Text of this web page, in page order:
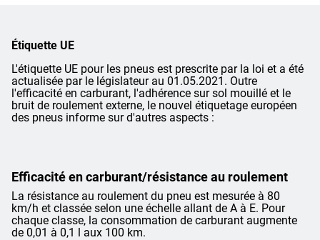
Étiquette UE
L'étiquette UE pour les pneus est prescrite par la loi et a été
actualisée par le législateur au 01.05.2021. Outre
l'efficacité en carburant, l'adhérence sur sol mouillé et le
bruit de roulement externe, le nouvel étiquetage européen
des pneus informe sur d'autres aspects :
Efficacité en carburant/résistance au roulement
La résistance au roulement du pneu est mesurée à 80
km/h et classée selon une échelle allant de A à E. Pour
chaque classe, la consommation de carburant augmente
de 0,01 à 0,1 l aux 100 km.